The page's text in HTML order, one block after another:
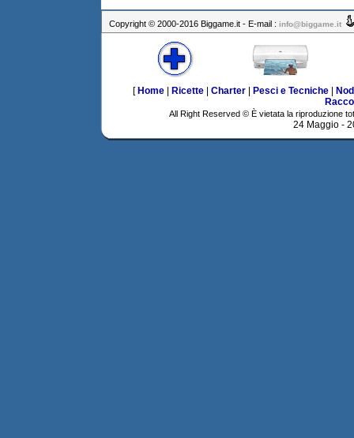
Copyright © 2000-2016 Biggame.it - E-mail : info@biggame.it
[ Home| Ricette| Charter| Pesci e Tecniche|
All Right Reserved © È vietata la riproduzione
24 Maggio -